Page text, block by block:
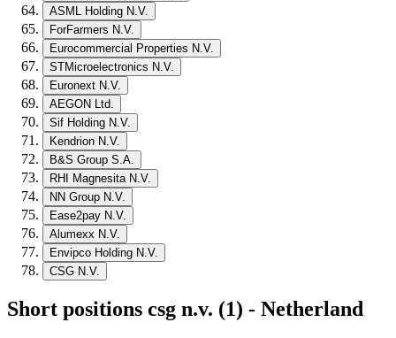
ASML Holding N.V.
ForFarmers N.V.
Eurocommercial Properties N.V.
STMicroelectronics N.V.
Euronext N.V.
AEGON Ltd.
Sif Holding N.V.
Kendrion N.V.
B&S Group S.A.
RHI Magnesita N.V.
NN Group N.V.
Ease2pay N.V.
Alumexx N.V.
Envipco Holding N.V.
CSG N.V.
Short positions csg n.v. (1) - Netherland